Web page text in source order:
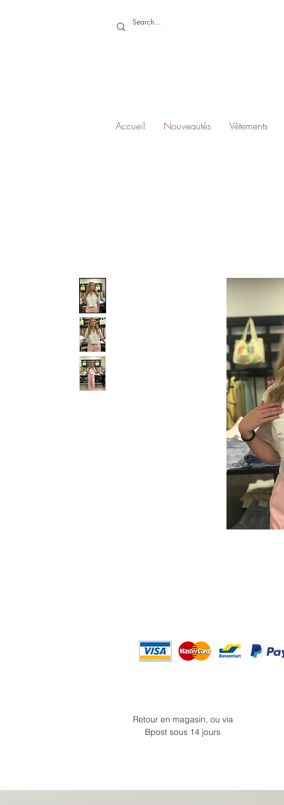
Accueil Nouveautés Vêtements
Retour en magasin, ou via
Bpost sous 14 jours